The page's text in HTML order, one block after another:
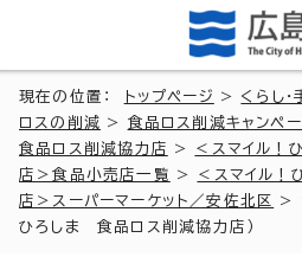
現在の位置： トップページ > くらし
ロスの削減 > 食品ロス削減キャンペー
食品ロス削減協力店
>
＜スマイル！
店＞食品小売店一覧
>
＜スマイル！
店＞スーパーマーケット／安佐北区
>
ひろしま 食品ロス削減協力店）